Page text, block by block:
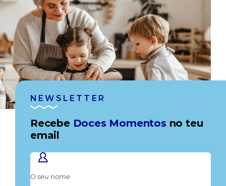
NEWSLETTER
Recebe Doces Momentos no teu
email